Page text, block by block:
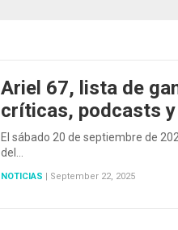
Ariel 67, lista de
críticas, podcasts
El sábado 20 de septiembre de
del…
NOTICIAS | September 22, 2025